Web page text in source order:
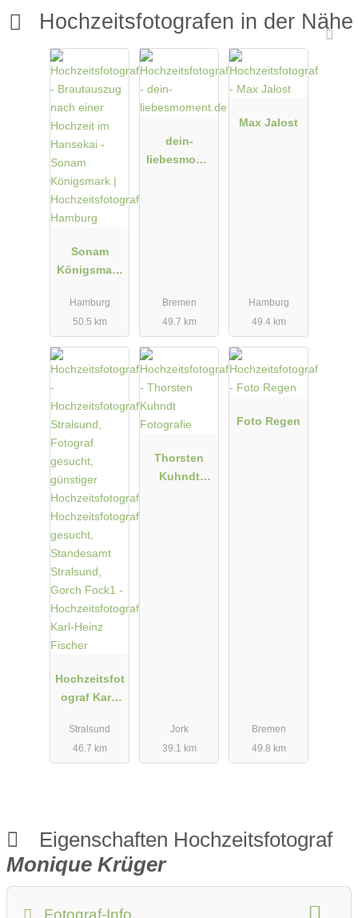
Hochzeitsfotografen in der Nähe
Sonam
Königsmark
Hochzeitsfot
ograf
Hamburg
50.5 km
dein-
liebesmome
Bremen
49.7 km
Max Jalost
Hamburg
49.4 km
Hochzeitsfot
ograf Karl-
Fischer
Stralsund
46.7 km
Thorsten
Kuhndt
Jork
39.1 km
Foto Regen
Bremen
49.8 km
Eigenschaften Hochzeitsfotograf
Monique Krüger
Fotograf-Info